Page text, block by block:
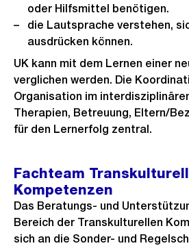
oder Hilfsmittel benötigen.
die Lautsprache verstehen,
ausdrücken können.
UK kann mit dem Lernen einer
verglichen werden. Die
Organisation im
Therapien, Betreuung, Eltern/
für den Lernerfolg zentral.
Fachteam
Kompetenzen
Das Beratungs- und
Bereich der Transkulturellen
sich an die Sonder- und